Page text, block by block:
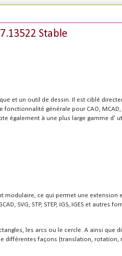
Stable
et un outil de dessin. Il est ciblé
fonctionnalité générale pour CAO, MCAD,
également à une plus large gamme d'
modulaire, ce qui permet une extension
SVG, STP, STEP, IGS, IGES et autres
les arcs ou le cercle. A ainsi que
différentes façons (translation, rotation,